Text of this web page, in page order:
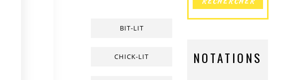
BIT-LIT
CHICK-LIT NOTATIONS